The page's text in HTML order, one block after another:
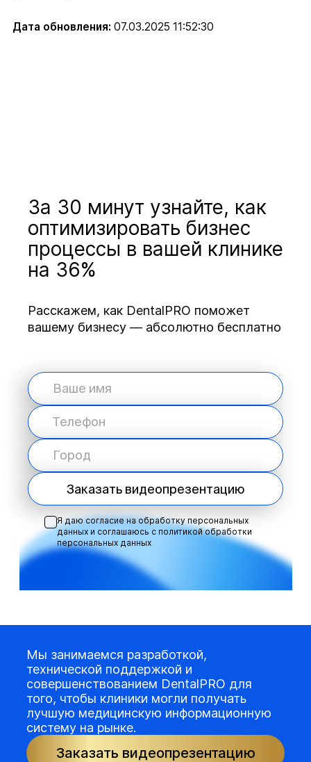
Дата обновления: 07.03.2025 11:52:30
За 30 минут узнайте, как
оптимизировать бизнес
процессы в вашей клинике
на 36%
Расскажем, как DentalPRO поможет
вашему бизнесу — абсолютно бесплатно
Заказать видеопрезентацию
Я даю согласие на обработку персональных
данных и соглашаюсь с политикой обработки
персональных данных
Мы занимаемся разработкой,
технической поддержкой и
совершенствованием DentalPRO для
того, чтобы клиники могли получать
лучшую медицинскую информационную
систему на рынке.
Заказать видеопрезентацию